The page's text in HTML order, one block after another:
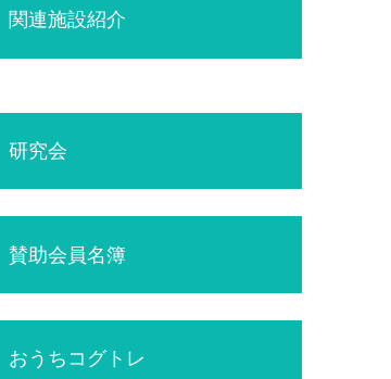
関連施設紹介
研究会
賛助会員名簿
おうちコグトレ